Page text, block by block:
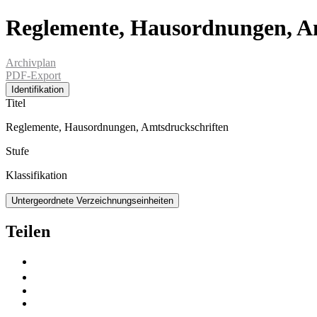
Reglemente, Hausordnungen,
Archivplan
PDF-Export
Identifikation
Titel
Reglemente, Hausordnungen, Amtsdruckschriften
Stufe
Klassifikation
Untergeordnete Verzeichnungseinheiten
Teilen